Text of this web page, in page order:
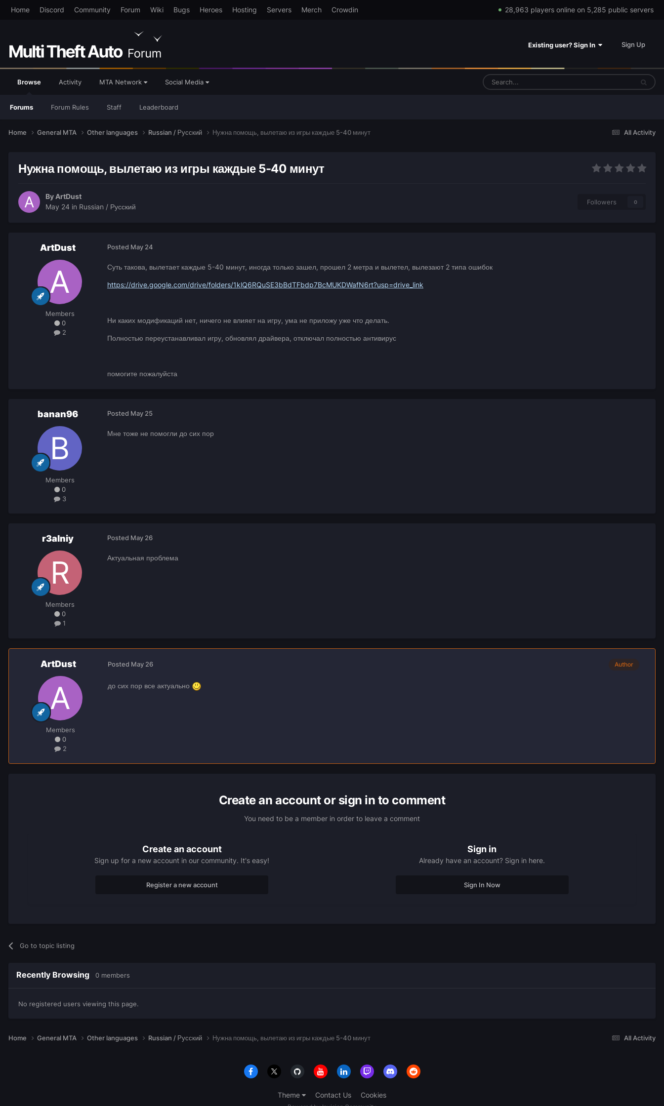
Home Discord Community Forum Wiki Bugs Heroes Hosting Servers Merch Crowdin 28,963 players online on 5,285 public servers
Existing user? Sign In Sign Up
Browse
Forums Forum Rules Staff Leaderboard
Activity MTA Network Social Media
All Activity
Home General MTA Other languages Russian / Русский Нужна помощь, вылетаю из игры каждые 5-40 минут
Нужна помощь, вылетаю из игры каждые 5-40 минут
By ArtDust
May 24 in Russian / Русский
Followers 0
ArtDust
Members
0
2
Posted May 24
Суть такова, вылетает каждые 5-40 минут, иногда только зашел, прошел 2 метра и вылетел, вылезают 2 типа ошибок
https://drive.google.com/drive/folders/1klQ6RQuSE3bBdTFbdp7BcMUKDWafN6rt?usp=drive_link
Ни каких модификаций нет, ничего не влияет на игру, ума не приложу уже что делать.
Полностью переустанавливал игру, обновлял драйвера, отключал полностью антивирус
помогите пожалуйста
banan96
Members
0
3
Posted May 25
Мне тоже не помогли до сих пор
r3alniy
Members
0
1
Posted May 26
Актуальная проблема
ArtDust
Members
0
2
Author
Posted May 26
до сих пор все актуально
Create an account or sign in to comment
You need to be a member in order to leave a comment
Create an account
Sign up for a new account in our community. It's easy!
Register a new account
Sign in
Already have an account? Sign in here.
Sign In Now
Go to topic listing
Recently Browsing 0 members
No registered users viewing this page.
All Activity
Home General MTA Other languages Russian / Русский Нужна помощь, вылетаю из игры каждые 5-40 минут
Theme Contact Us Cookies